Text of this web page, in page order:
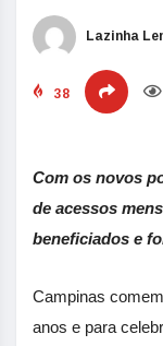
Lazinha
38
Com os novos
de acessos
beneficiados e
Campinas
anos e para